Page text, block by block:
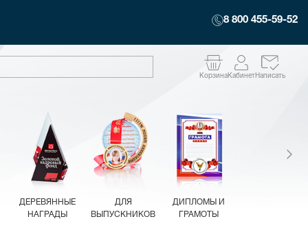
8 800 455-59-52
КорзинаКабинетНаписать
ДЕРЕВЯННЫЕ
НАГРАДЫ
ДЛЯ
ВЫПУСКНИКОВ
ДИПЛОМЫ И
ГРАМОТЫ